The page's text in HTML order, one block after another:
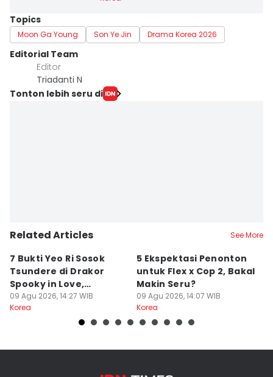
Topics
Moon Ga Young Son Ye Jin Drama Korea 2026
Editorial Team
Editor
Triadanti N
Tonton lebih seru di
Related Articles See More
7 Bukti Yeo Ri Sosok
Tsundere di Drakor
Spooky in Love,
Misterius!
09 Agu 2026, 14:27 WIB
Korea
5 Ekspektasi Penonton
untuk Flex x Cop 2, Bakal
Makin Seru?
09 Agu 2026, 14:07 WIB
Korea